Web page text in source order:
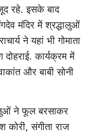
रहे. इसके बाद
मंदिर में श्रद्धालुओं
ने यहां भी गोमाता
कार्यक्रम में
और बाबी सोनी
ने फूल बरसाकर
कोरी, संगीता राज